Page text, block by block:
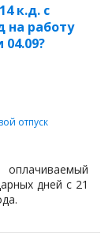
к.д. с
на работу
отпуск
дней с 21